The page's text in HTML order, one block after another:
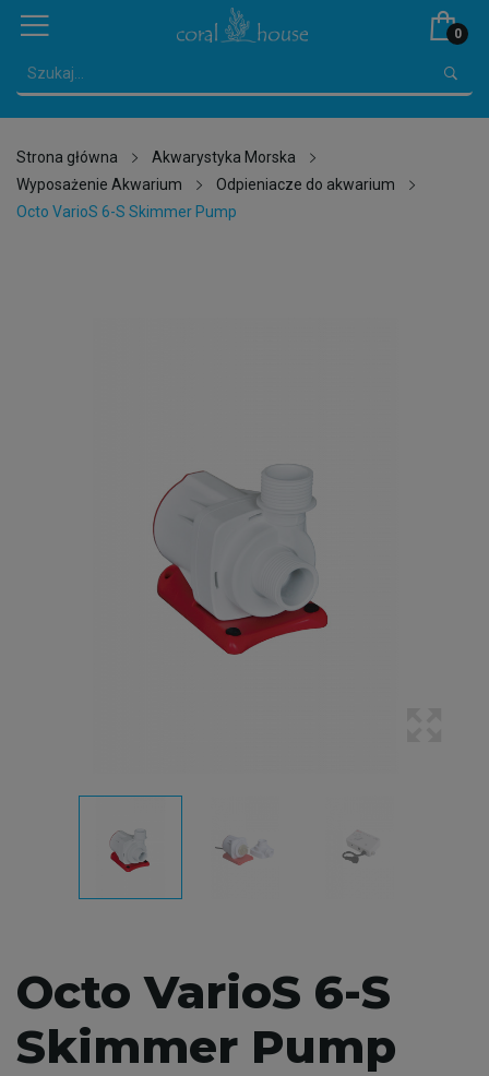
0
Strona główna
Akwarystyka Morska
Wyposażenie Akwarium
Odpieniacze do akwarium
Octo VarioS 6-S Skimmer Pump
Octo VarioS 6-S
Skimmer Pump